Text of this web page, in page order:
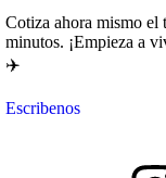
Cotiza ahora mismo el
minutos. ¡Empieza a
✈️
Escribenos